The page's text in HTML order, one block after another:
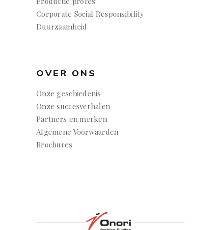
Corporate Social Responsibility
Duurzaamheid
OVER ONS
Onze geschiedenis
Onze succesverhalen
Partners en merken
Algemene Voorwaarden
Brochures